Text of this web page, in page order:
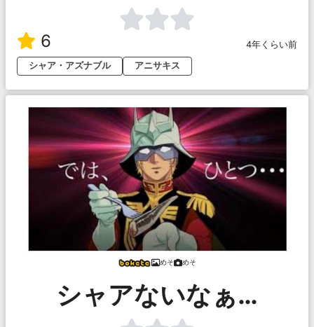
6
4年くらい前
シャア・アズナブル
アニサキス
めそ めそ
シャアないなぁ…